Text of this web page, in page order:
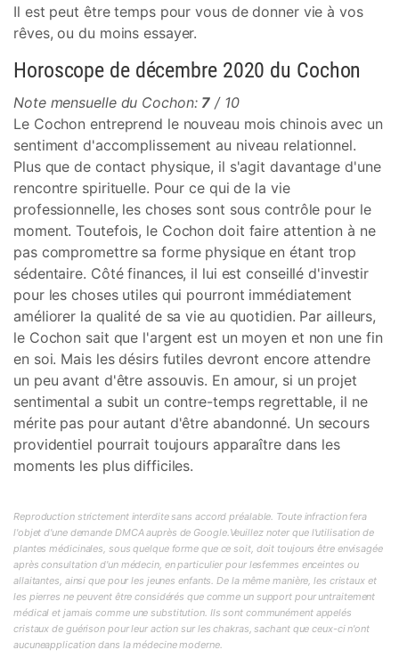
Il est peut être temps pour vous de donner vie à vos
rêves, ou du moins essayer.
Horoscope de décembre 2020 du Cochon
Note mensuelle du Cochon: 7 / 10
Le Cochon entreprend le nouveau mois chinois avec un
sentiment d'accomplissement au niveau relationnel.
Plus que de contact physique, il s'agit davantage d'une
rencontre spirituelle. Pour ce qui de la vie
professionnelle, les choses sont sous contrôle pour le
moment. Toutefois, le Cochon doit faire attention à ne
pas compromettre sa forme physique en étant trop
sédentaire. Côté finances, il lui est conseillé d'investir
pour les choses utiles qui pourront immédiatement
améliorer la qualité de sa vie au quotidien. Par ailleurs,
le Cochon sait que l'argent est un moyen et non une fin
en soi. Mais les désirs futiles devront encore attendre
un peu avant d'être assouvis. En amour, si un projet
sentimental a subit un contre-temps regrettable, il ne
mérite pas pour autant d'être abandonné. Un secours
providentiel pourrait toujours apparaître dans les
moments les plus difficiles.
Reproduction strictement interdite sans accord préalable. Toute infraction fera
l'objet d'une demande DMCA auprès de Google.Veuillez noter que l'utilisation de
plantes médicinales, sous quelque forme que ce soit, doit toujours être envisagée
après consultation d'un médecin, en particulier pour lesfemmes enceintes ou
allaitantes, ainsi que pour les jeunes enfants. De la même manière, les cristaux et
les pierres ne peuvent être considérés que comme un support pour untraitement
médical et jamais comme une substitution. Ils sont communément appelés
cristaux de guérison pour leur action sur les chakras, sachant que ceux-ci n'ont
aucuneapplication dans la médecine moderne.